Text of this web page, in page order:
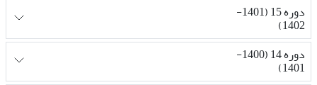
دوره 15 (1401-
1402)
دوره 14 (1400-
1401)